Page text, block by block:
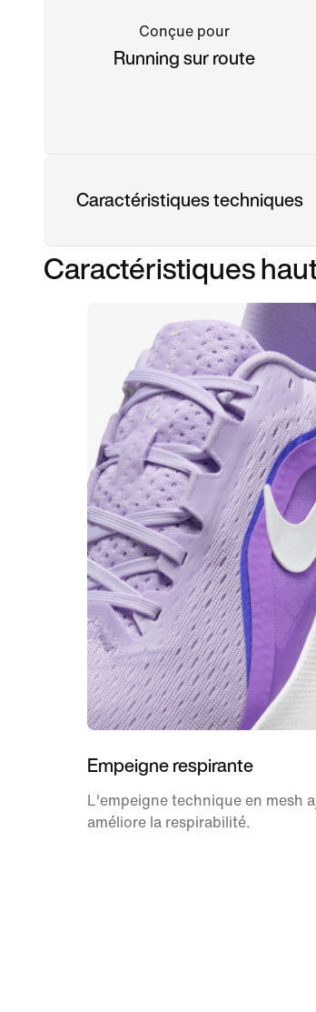
Conçue pour
Running sur route
Caractéristiques techniques
Caractéristiques
Empeigne respirante
L'empeigne technique en mesh
améliore la respirabilité.